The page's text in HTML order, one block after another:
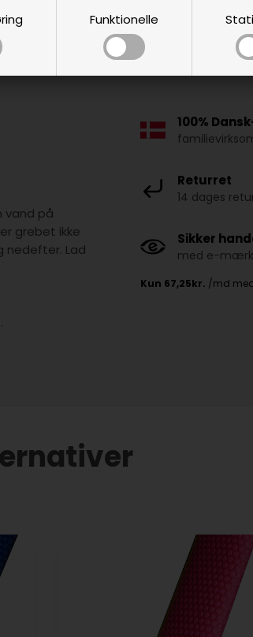
Funktionelle
vand på
grebet ikke
nedefter. Lad
100%
Returret
14 dages
Sikker
med e-